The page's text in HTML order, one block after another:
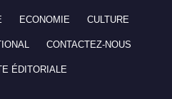
ECONOMIE CULTURE
CONTACTEZ-NOUS
ÉDITORIALE